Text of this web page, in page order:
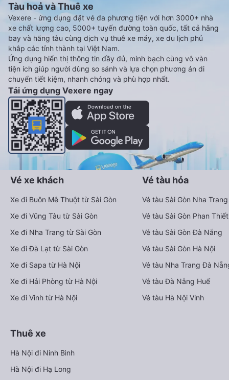
Tàu hoả và Thuê xe
Vexere - ứng dụng đặt vé đa phương tiện với hơn 3000+ nhà
xe chất lượng cao, 5000+ tuyến đường toàn quốc, tất cả hãng
bay và hãng tàu cùng dịch vụ thuê xe máy, xe du lịch phủ
khắp các tỉnh thành tại Việt Nam.
Ứng dụng hiển thị thông tin đầy đủ, minh bạch cùng vô vàn
tiện ích giúp người dùng so sánh và lựa chọn phương án di
chuyển tiết kiệm, nhanh chóng và phù hợp nhất.
Tải ứng dụng Vexere ngay
Vé xe khách
Xe đi Buôn Mê Thuột từ Sài Gòn
Xe đi Vũng Tàu từ Sài Gòn
Xe đi Nha Trang từ Sài Gòn
Xe đi Đà Lạt từ Sài Gòn
Xe đi Sapa từ Hà Nội
Xe đi Hải Phòng từ Hà Nội
Xe đi Vinh từ Hà Nội
Vé tàu hỏa
Vé tàu Sài Gòn Nha Trang
Vé tàu Sài Gòn Phan Thiết
Vé tàu Sài Gòn Đà Nẵng
Vé tàu Sài Gòn Hà Nội
Vé tàu Nha Trang Đà
Vé tàu Đà Nẵng Huế
Vé tàu Hà Nội Vinh
Thuê xe
Hà Nội đi Ninh Bình
Hà Nội đi Hạ Long